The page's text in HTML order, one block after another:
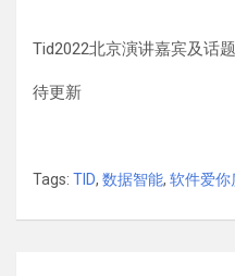
Tid2022北京演讲嘉宾及话题
待更新
Tags: TID, 数据智能, 软件爱你